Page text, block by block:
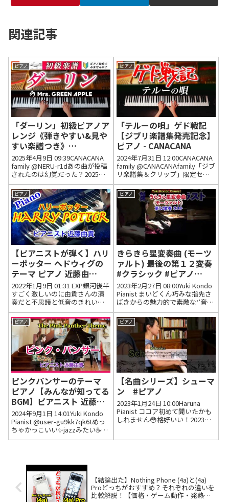
関連記事
ピアノ
「ダーリン」初級ピアノア
レンジ《弾きやすい&見や
すい楽譜つき》
Mrs.GREEN APPLE - ピア
ノ - CANACANA
2025年4月9日 09:39CANACANA
family @NERU-r1dあの曲が投稿
されたのは幻覚だった？2025年4
月9日 10:00 いいね11件 返信3件
3件の返信を表示 @wt2179非公
開や消した方がいい、ってマジ
で心配...
ピアノ
「テルーの唄」ゲド戦記
【ジブリ楽譜集発売記念】
ピアノ - CANACANA
2024年7月31日 12:00CANACANA
family @CANACANAfamily「ジブ
リ楽譜集＆クリップ」限定セッ
ト、好評発売中✨「ジブリ楽譜
集」単品も発売中です🎹実際に
手に取ってみたい方は、山野楽
器さんへ！いつも応援してくだ...
ピアノ
【ピアニストが弾く】ハリ
ーポッター ヘドウィグの
テーマ ピアノ 近藤由
貴/Harry Potter
Hedwig's Theme Piano,
Yuki Kondo
2022年1月9日 01:31 EXP銀河後半
すごく激しいのに由貴さんの演
奏だと不思議と低音のきれいな
響きとして聴こえます🎵一番低
いラの鍵盤が使われる曲を見た
のはもしかして初めてかもしれ
ません。あの距離なのに安定し
て確実に飛んでいるのも(当...
ピアノ
きらきら星変奏曲 (モーツ
ァルト) 最後の第１２変奏
#クラシック #ピアノ
#shorts #ピアニスト 近藤
由貴/Twinkle,Twinkle
Little Star(Mozart) Last
2023年2月27日 08:00Yuki Kondo
Pianist まいどくん巧みな指先さ
ばきからの魅力的で素敵な‘’音
色‘’に感激〜です🥳🎵由貴さんだ
けやわぁ、魅惑のピアノの世界
に連れていってくれるのは・・
🎉🎵素敵な‘’演奏‘’を有難う...
ピアノ
ピンクパンサーのテーマ
ピアノ【みんなが知ってる
BGM】ピアニスト 近藤由
貴/The Pink Panther
Theme Piano Cover,
Yuki Kondo
2024年9月1日 14:01Yuki Kondo
Pianist @user-gu9kk7qk6tめっ
ちゃかっこいい✨jazzみたい☕
2024年9月1日 14:12 いいね7件 返
ピアノ
【名曲シリーズ】シューマ
ン #ピアノ
2023年1月24日 10:00Haruna
Pianist ココア初めて聞いたかも
しれません😳格好いい！2023年1
【結論出た】Nothing Phone (4a)と(4a)
Proどっちがおすすめ？それぞれの違いを
比較解説！【価格・ゲーム動作・発熱・